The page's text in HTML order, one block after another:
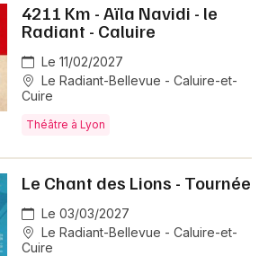
4211 Km - Aïla Navidi - le
Radiant - Caluire
Le 11/02/2027
Le Radiant-Bellevue - Caluire-et-
Cuire
Théâtre à Lyon
Le Chant des Lions - Tournée
Le 03/03/2027
Le Radiant-Bellevue - Caluire-et-
Cuire